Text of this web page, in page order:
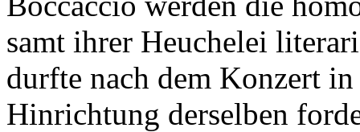
samt ihrer Heuchelei
durfte nach dem Konzert
Hinrichtung derselben